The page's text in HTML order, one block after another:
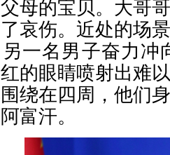
母的宝贝。大哥
哀伤。近处的场
一名男子奋力冲
的眼睛喷射出难
绕在四周，他们
富汗。